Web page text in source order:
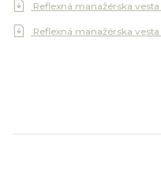
Reflexná manažérska
Reflexná manažérska